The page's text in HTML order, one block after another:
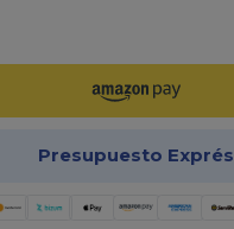
Presupuesto Exprés